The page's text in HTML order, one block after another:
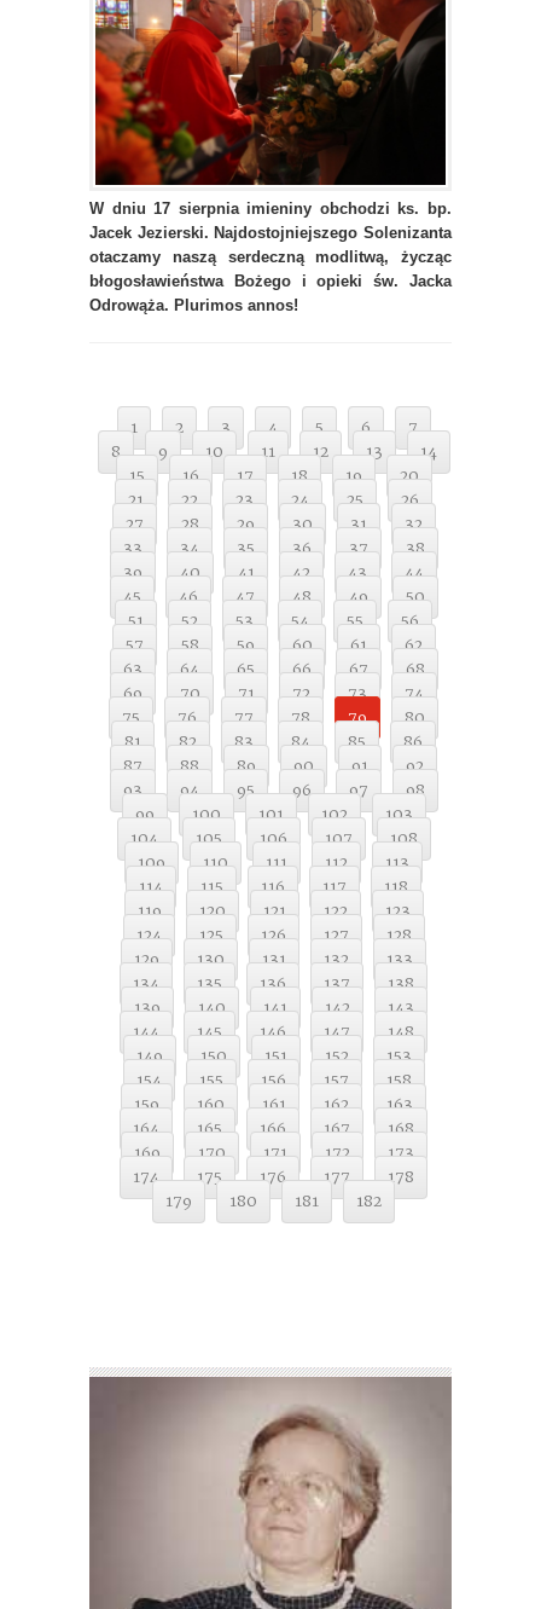
W dniu 17 sierpnia imieniny obchodzi ks. bp.
Jacek Jezierski. Najdostojniejszego Solenizanta
otaczamy naszą serdeczną modlitwą, życząc
błogosławieństwa Bożego i opieki św. Jacka
Odrowąża. Plurimos annos!
1 2 3 4 5 6
7
8
9 10 11 12 13
14
15
16 17 18 19
20
21
22 23 24 25
26
27
28 29 30 31
32
33
34 35 36 37
38
39
40 41 42 43
44
45
46 47 48 49
50
51
52 53 54 55
56
57
58 59 60 61
62
63
64 65 66 67
68
69
70 71 72 73
74
75
76 77 78 79
80
81
82 83 84 85
86
87
88 89 90 91
92
93
94 95 96 97
98
99
100 101 102
103
104
105 106 107
108
109
110 111 112
113
114
115 116 117
118
119
120 121 122
123
124
125 126 127
128
129
130 131 132
133
134
135 136 137
138
139
140 141 142
143
144
145 146 147
148
149
150 151 152
153
154
155 156 157
158
159
160 161 162
163
164
165 166 167
168
169
170 171 172
173
174
175 176 177
178
179
180 181 182